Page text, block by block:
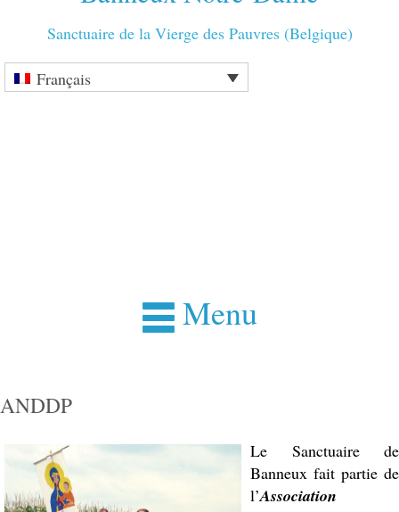
Sanctuaire de la Vierge des Pauvres (Belgique)
Français
Menu
ANDDP
Le Sanctuaire de
Banneux fait partie de
l’Association